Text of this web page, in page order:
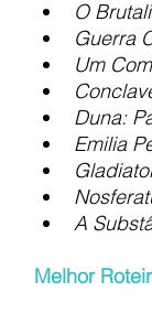
O
Guerra
Um
Duna:
Emilia
A
Melhor